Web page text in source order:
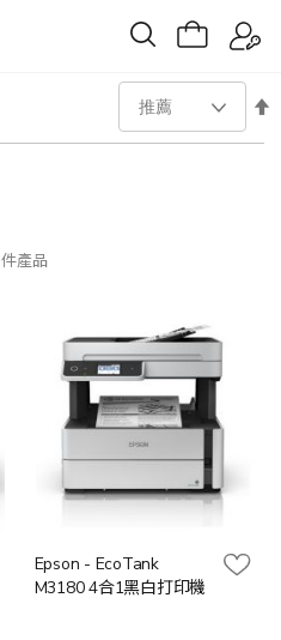
件產品
設
Epson - EcoTank
M3180 4合1黑白打印機